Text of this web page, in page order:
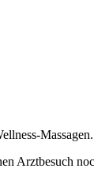
Massagen.
Arztbesuch